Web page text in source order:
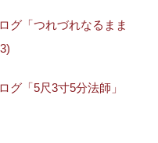
グ「つれづれなるまま
グ「5尺3寸5分法師」